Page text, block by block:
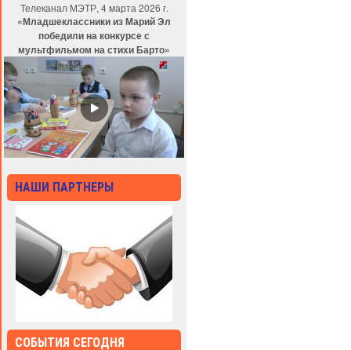
Телеканал МЭТР, 4 марта 2026 г.
«Младшеклассники из Марий Эл
победили на конкурсе с
мультфильмом на стихи Барто»
НАШИ ПАРТНЕРЫ
СОБЫТИЯ СЕГОДНЯ